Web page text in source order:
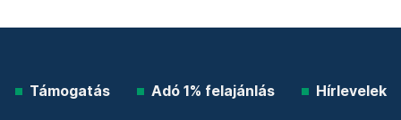
Támogatás Adó 1% felajánlás Hírlevelek